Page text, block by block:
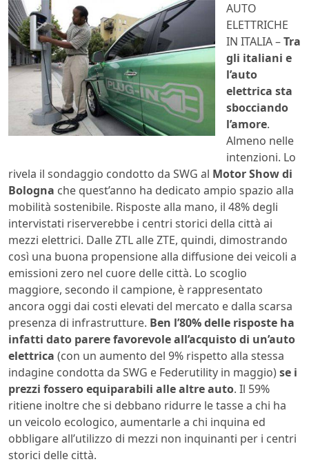
AUTO
ELETTRICHE
IN ITALIA –Tra
gli italiani e
l’auto
elettrica sta
sbocciando
l’amore.
Almeno nelle
intenzioni. Lo
rivela il sondaggio condotto da SWG al Motor Show di
Bologna che quest’anno ha dedicato ampio spazio alla
mobilità sostenibile. Risposte alla mano, il 48% degli
intervistati riserverebbe i centri storici della città ai
mezzi elettrici. Dalle ZTL alle ZTE, quindi, dimostrando
così una buona propensione alla diffusione dei veicoli a
emissioni zero nel cuore delle città. Lo scoglio
maggiore, secondo il campione, è rappresentato
ancora oggi dai costi elevati del mercato e dalla scarsa
presenza di infrastrutture. Ben l’80% delle risposte ha
infatti dato parere favorevole all’acquisto di un’auto
elettrica (con un aumento del 9% rispetto alla stessa
indagine condotta da SWG e Federutility in maggio)se i
prezzi fossero equiparabili alle altre auto. Il 59%
ritiene inoltre che si debbano ridurre le tasse a chi ha
un veicolo ecologico, aumentarle a chi inquina ed
obbligare all’utilizzo di mezzi non inquinanti per i centri
storici delle città.